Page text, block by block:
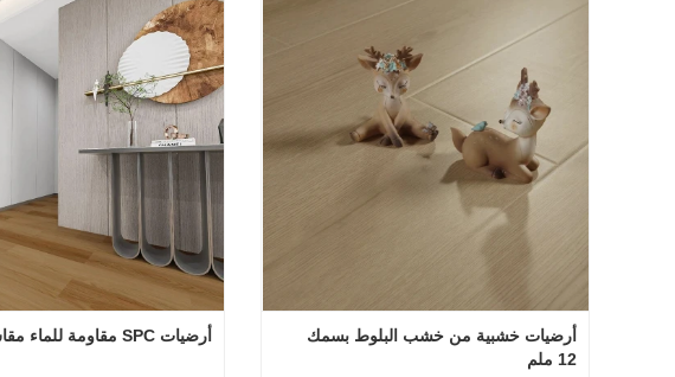
اتصل الآن
أرضيات SPC مقاومة للماء مقاس 6 مم
12 ملم